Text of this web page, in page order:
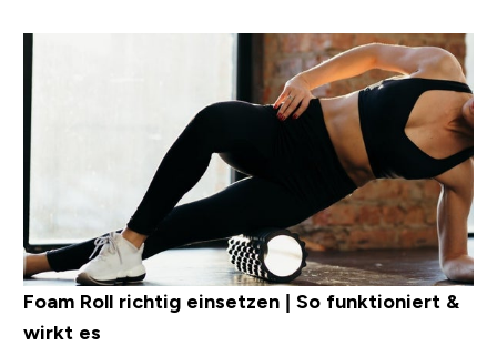
Foam Roll richtig einsetzen | So funktioniert &
wirkt es